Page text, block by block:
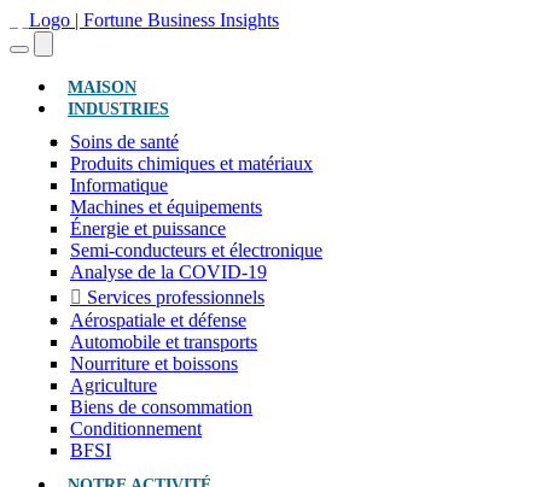
MAISON(ACTUEL)
INDUSTRIES
Soins de santé
Produits chimiques et matériaux
Informatique
Machines et équipements
Énergie et puissance
Semi-conducteurs et électronique
Analyse de la COVID-19
Services professionnels
Aérospatiale et défense
Automobile et transports
Nourriture et boissons
Agriculture
Biens de consommation
Conditionnement
BFSI